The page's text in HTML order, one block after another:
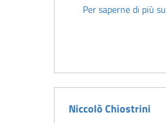
Per saperne di più su
Niccolò Chiostrini